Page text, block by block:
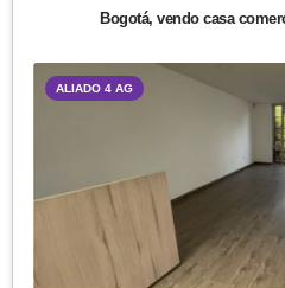
Bogotá, vendo casa
ALIADO 4 AG